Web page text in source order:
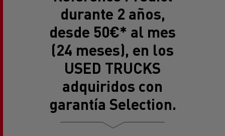
durante 2 años,
desde 50€* al mes
(24 meses), en los
USED TRUCKS
adquiridos con
garantía Selection.